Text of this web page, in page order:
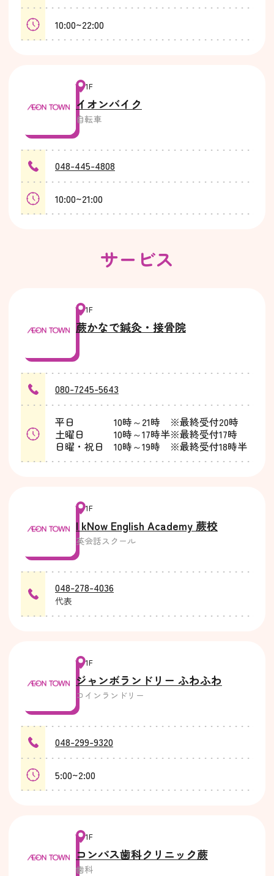
10:00~22:00
1F
イオンバイク
自転車
048-445-4808
10:00~21:00
サービス
1F
蕨かなで鍼灸・接骨院
080-7245-5643
平日 10時～21時 ※最終受付20時
土曜日 10時～17時半※最終受付17時
日曜・祝日 10時～19時 ※最終受付18時半
1F
I kNow English Academy 蕨校
英会話スクール
048-278-4036
代表
1F
ジャンボランドリー ふわふわ
コインランドリー
048-299-9320
5:00~2:00
1F
コンパス歯科クリニック蕨
歯科